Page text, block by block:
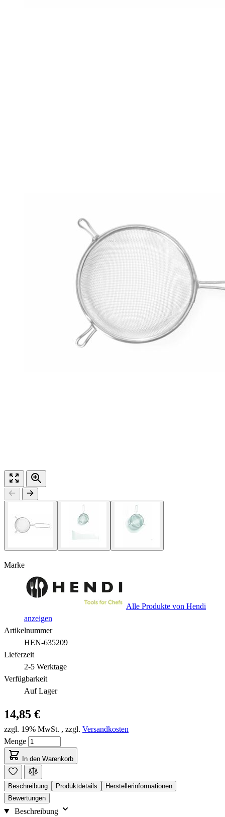
Marke
Alle Produkte von Hendi
anzeigen
Artikelnummer
HEN-635209
Lieferzeit
2-5 Werktage
Verfügbarkeit
Auf Lager
14,85 €
zzgl. 19% MwSt. , zzgl. Versandkosten
Menge
In den Warenkorb
Beschreibung Produktdetails
Herstellerinformationen
Bewertungen
Beschreibung